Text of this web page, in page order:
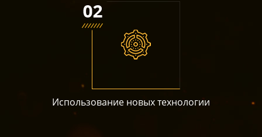
Использование новых технологии